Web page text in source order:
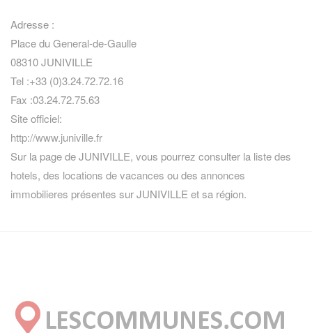
Adresse :
Place du General-de-Gaulle
08310 JUNIVILLE
Tel :+33 (0)3.24.72.72.16
Fax :03.24.72.75.63
Site officiel:
http://www.juniville.fr
Sur la page de JUNIVILLE, vous pourrez consulter la liste des
hotels, des locations de vacances ou des annonces
immobilieres présentes sur JUNIVILLE et sa région.